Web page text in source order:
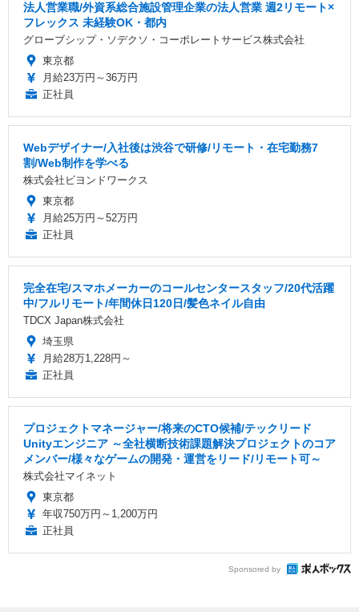
法人営業職/外資系総合施設管理企業の法人営業 週2リモート×
フレックス 未経験OK・都内
グローブシップ・ソデクソ・コーポレートサービス株式会社
東京都
月給23万円～36万円
正社員
Webデザイナー/入社後は渋谷で研修/リモート・在宅勤務7
割/Web制作を学べる
株式会社ビヨンドワークス
東京都
月給25万円～52万円
正社員
完全在宅/スマホメーカーのコールセンタースタッフ/20代活躍
中/フルリモート/年間休日120日/髪色ネイル自由
TDCX Japan株式会社
埼玉県
月給28万1,228円～
正社員
プロジェクトマネージャー/将来のCTO候補/テックリード
Unityエンジニア ～全社横断技術課題解決プロジェクトのコア
メンバー/様々なゲームの開発・運営をリード/リモート可～
株式会社マイネット
東京都
年収750万円～1,200万円
正社員
Sponsored by